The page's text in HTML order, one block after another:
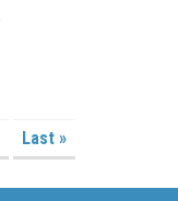
Last »